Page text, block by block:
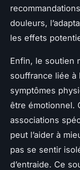
douleurs,
les effets
Enfin, le soutien
souffrance liée à
symptômes
être émotionnel.
associations
peut l’aider à
pas se sentir
d’entraide. Ce